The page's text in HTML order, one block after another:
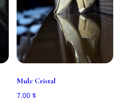
Mule Cristal
7.00 $